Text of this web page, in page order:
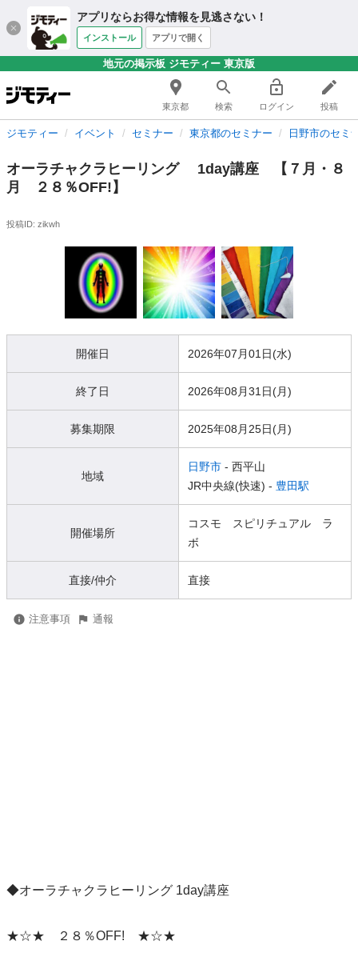
アプリならお得な情報を見逃さない！
インストール アプリで開く
地元の掲示板 ジモティー 東京版
東京都 検索 ログイン 投稿
ジモティー イベント セミナー 東京都のセミナー 日野市のセミ
オーラチャクラヒーリング 1day講座 【７月・８
月 ２８％OFF!】
投稿ID: zikwh
開催日 2026年07月01日(水)
終了日 2026年08月31日(月)
募集期限 2025年08月25日(月)
地域
日野市 - 西平山
JR中央線(快速) - 豊田駅
開催場所
コスモ スピリチュアル ラ
ボ
直接/仲介 直接
注意事項 通報
◆オーラチャクラヒーリング 1day講座
★☆★　２８％OFF!　★☆★